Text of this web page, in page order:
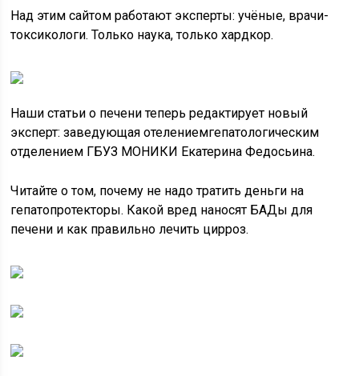
Над этим сайтом работают эксперты: учёные, врачи-
токсикологи. Только наука, только хардкор.
Наши статьи о печени теперь редактирует новый
эксперт: заведующая отелениемгепатологическим
отделением ГБУЗ МОНИКИ Екатерина Федосьина.
Читайте о том, почему не надо тратить деньги на
гепатопротекторы. Какой вред наносят БАДы для
печени и как правильно лечить цирроз.